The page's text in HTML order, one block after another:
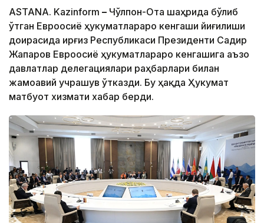
ASTANA. Kazinform – Чўлпон-Ота шаҳрида бўлиб
ўтган Евроосиё ҳукуматлараро кенгаши йиғилиши
доирасида Қирғиз Республикаси Президенти Садир
Жапаров Евроосиё ҳукуматлараро кенгашига аъзо
давлатлар делегациялари раҳбарлари билан
жамоавий учрашув ўтказди. Бу ҳақда Ҳукумат
матбуот хизмати хабар берди.